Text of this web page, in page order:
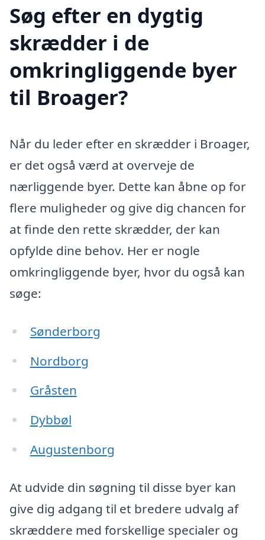
Søg efter en dygtig
skrædder i de
omkringliggende byer
til Broager?
Når du leder efter en skrædder i Broager,
er det også værd at overveje de
nærliggende byer. Dette kan åbne op for
flere muligheder og give dig chancen for
at finde den rette skrædder, der kan
opfylde dine behov. Her er nogle
omkringliggende byer, hvor du også kan
søge:
Sønderborg
Nordborg
Gråsten
Dybbøl
Augustenborg
At udvide din søgning til disse byer kan
give dig adgang til et bredere udvalg af
skræddere med forskellige specialer og